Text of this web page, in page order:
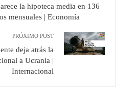
la hipoteca media en 136
mensuales | Economía
PRÓXIMO POST
deja atrás la
a Ucrania |
Internacional